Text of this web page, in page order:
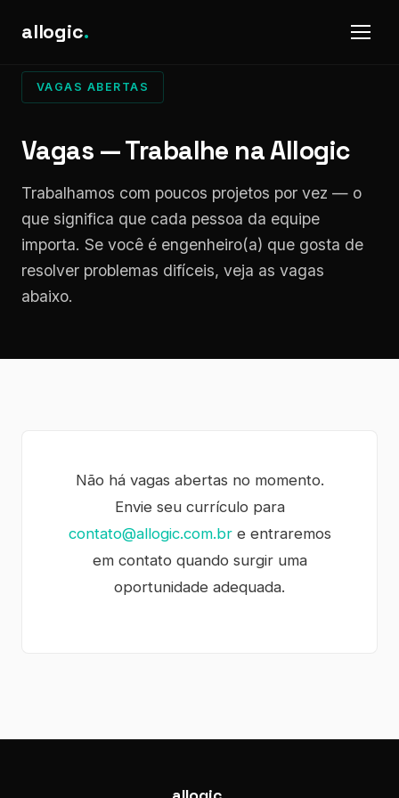
allogic.
VAGAS ABERTAS
Vagas — Trabalhe na Allogic
Trabalhamos com poucos projetos por vez — o
que significa que cada pessoa da equipe
importa. Se você é engenheiro(a) que gosta de
resolver problemas difíceis, veja as vagas
abaixo.
Não há vagas abertas no momento.
Envie seu currículo para
contato@allogic.com.bre entraremos
em contato quando surgir uma
oportunidade adequada.